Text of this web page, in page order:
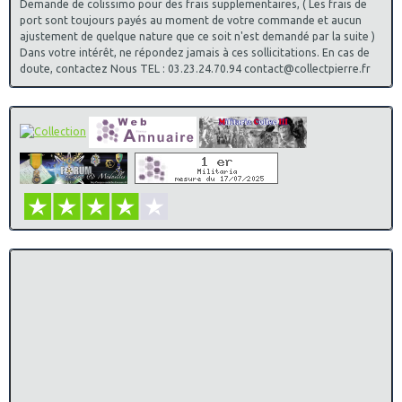
Demande de colissimo pour des frais supplementaires, ( Les frais de
port sont toujours payés au moment de votre commande et aucun
ajustement de quelque nature que ce soit n'est demandé par la suite )
Dans votre intérêt, ne répondez jamais à ces sollicitations. En cas de
doute, contactez Nous TEL : 03.23.24.70.94 contact@collectpierre.fr